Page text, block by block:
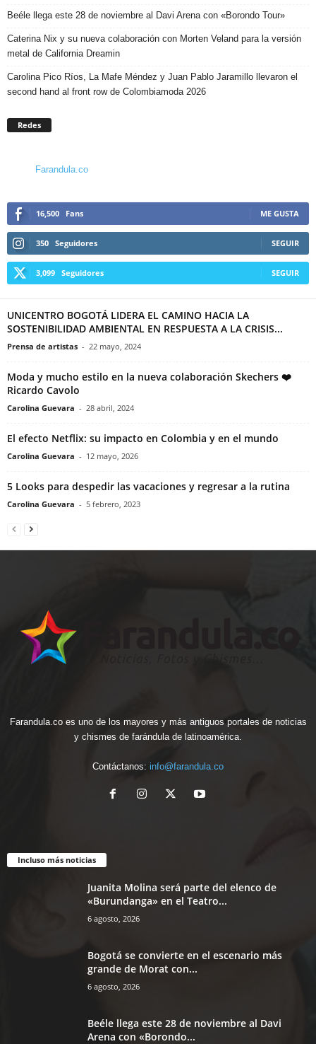
Beéle llega este 28 de noviembre al Davi Arena con «Borondo Tour»
Caterina Nix y su nueva colaboración con Morten Veland para la versión
metal de California Dreamin
Carolina Pico Ríos, La Mafe Méndez y Juan Pablo Jaramillo llevaron el
second hand al front row de Colombiamoda 2026
Redes
Farandula.co
16,500 Fans ME GUSTA
350 Seguidores SEGUIR
3,099 Seguidores SEGUIR
UNICENTRO BOGOTÁ LIDERA EL CAMINO HACIA LA
SOSTENIBILIDAD AMBIENTAL EN RESPUESTA A LA CRISIS...
Prensa de artistas - 22 mayo, 2024
Moda y mucho estilo en la nueva colaboración Skechers ❤️
Ricardo Cavolo
Carolina Guevara - 28 abril, 2024
El efecto Netflix: su impacto en Colombia y en el mundo
Carolina Guevara - 12 mayo, 2026
5 Looks para despedir las vacaciones y regresar a la rutina
Carolina Guevara - 5 febrero, 2023
Farandula.co es uno de los mayores y más antiguos portales de noticias
y chismes de farándula de latinoamérica.
Contáctanos: info@farandula.co
Incluso más noticias
Juanita Molina será parte del elenco de
«Burundanga» en el Teatro...
6 agosto, 2026
Bogotá se convierte en el escenario más
grande de Morat con...
6 agosto, 2026
Beéle llega este 28 de noviembre al Davi
Arena con «Borondo...